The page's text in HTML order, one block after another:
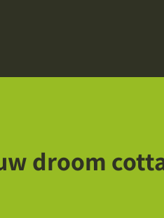
droom